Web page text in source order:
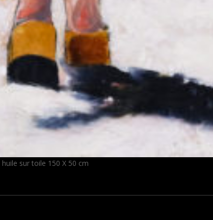
huile sur toile 150 X 50 cm